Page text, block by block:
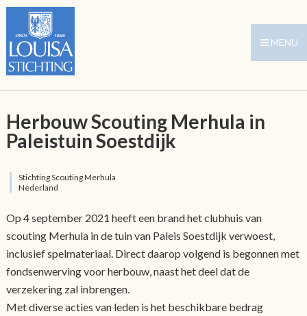
MENU
Herbouw Scouting Merhula in
Paleistuin Soestdijk
Stichting Scouting Merhula
Nederland
Op 4 september 2021 heeft een brand het clubhuis van
scouting Merhula in de tuin van Paleis Soestdijk verwoest,
inclusief spelmateriaal. Direct daarop volgend is begonnen met
fondsenwerving voor herbouw, naast het deel dat de
verzekering zal inbrengen.
Met diverse acties van leden is het beschikbare bedrag